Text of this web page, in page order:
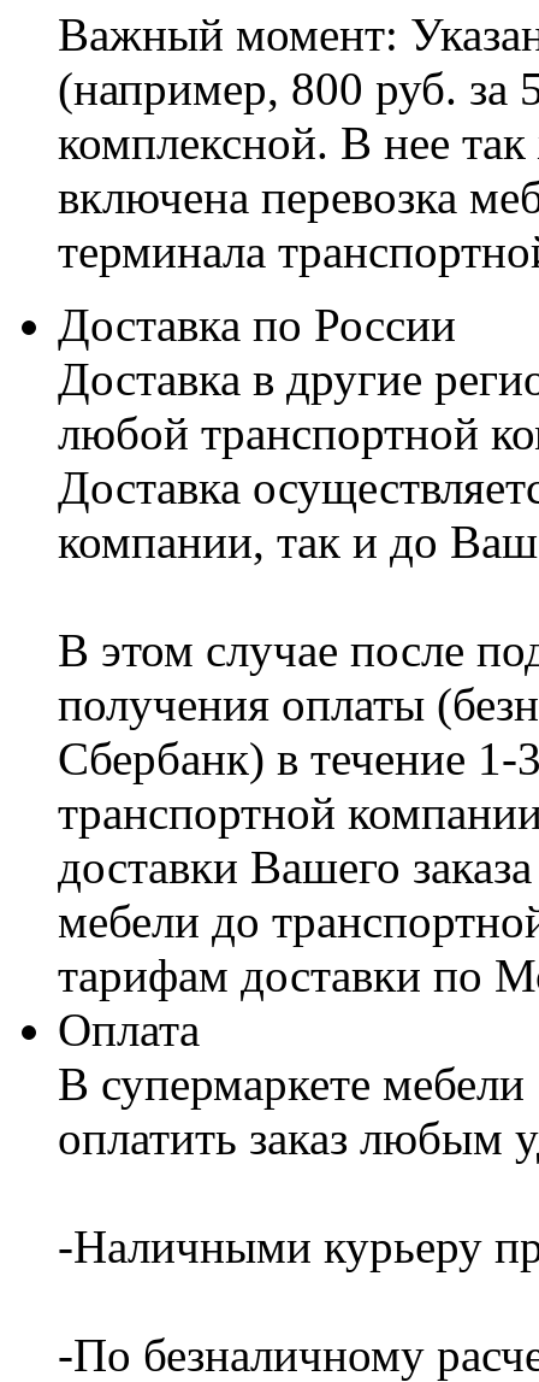
Важный момент:
(например, 800 руб. за
комплексной. В нее
включена перевозка
терминала
Доставка по России
Доставка в другие
любой транспортной
Доставка
компании, так и до
В этом случае после
получения оплаты
Сбербанк) в течение
транспортной
доставки Вашего
мебели до
тарифам доставки по
Оплата
В супермаркете
оплатить заказ любым
-Наличными курьеру
-По безналичному